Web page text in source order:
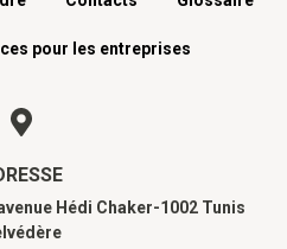
pour les entreprises
Hédi Chaker-1002 Tunis